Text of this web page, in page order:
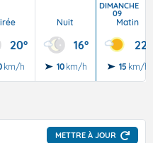
20°
km/h
Nuit
16°
10 km/h
DIMANCHE
09
Matin
22°
15 km/h
METTRE À JOUR